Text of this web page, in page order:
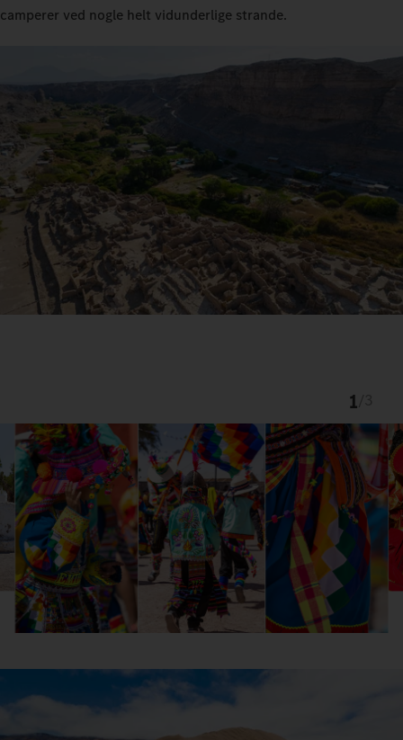
camperer ved nogle helt vidunderlige strande.
1